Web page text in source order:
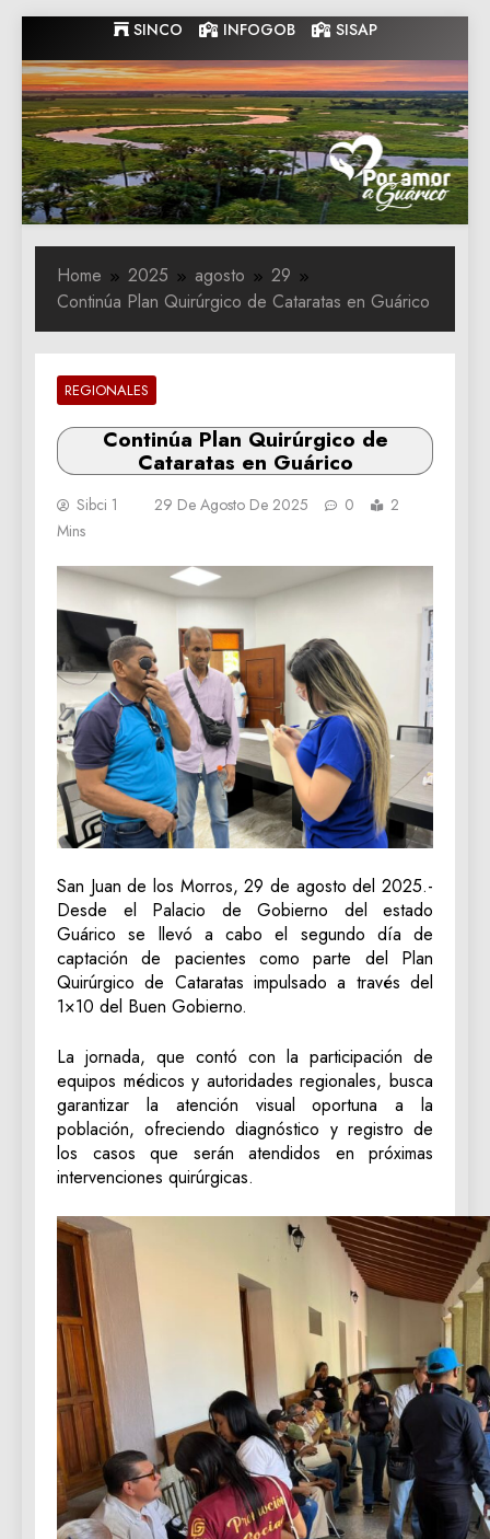
to
content
SINCO INFOGOB SISAP
Gobernacion
de Guarico
Gobernacion de Guarico
Home 2025 agosto
29
Continúa Plan Quirúrgico de Cataratas en Guárico
REGIONALES
Continúa Plan Quirúrgico de
Cataratas en Guárico
Sibci 1 29 De Agosto De 2025 0
2
Mins
San Juan de los Morros, 29 de agosto del 2025.-
Desde el Palacio de Gobierno del estado
Guárico se llevó a cabo el segundo día de
captación de pacientes como parte del Plan
Quirúrgico de Cataratas impulsado a través del
1×10 del Buen Gobierno.
La jornada, que contó con la participación de
equipos médicos y autoridades regionales, busca
garantizar la atención visual oportuna a la
población, ofreciendo diagnóstico y registro de
los casos que serán atendidos en próximas
intervenciones quirúrgicas.